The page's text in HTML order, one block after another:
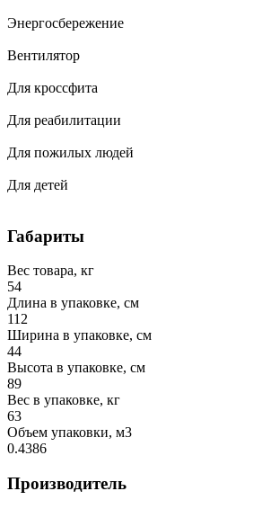
Энергосбережение
Вентилятор
Для кроссфита
Для реабилитации
Для пожилых людей
Для детей
Габариты
Вес товара, кг
54
Длина в упаковке, см
112
Ширина в упаковке, см
44
Высота в упаковке, см
89
Вес в упаковке, кг
63
Объем упаковки, м3
0.4386
Производитель